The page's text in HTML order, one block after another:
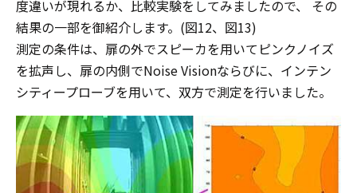
度違いが現れるか、比較実験をしてみましたので、 その
結果の一部を御紹介します。(図12、図13)
測定の条件は、扉の外でスピーカを用いてピンクノイズ
を拡声し、扉の内側でNoise Visionならびに、インテン
シティープローブを用いて、双方で測定を行いました。